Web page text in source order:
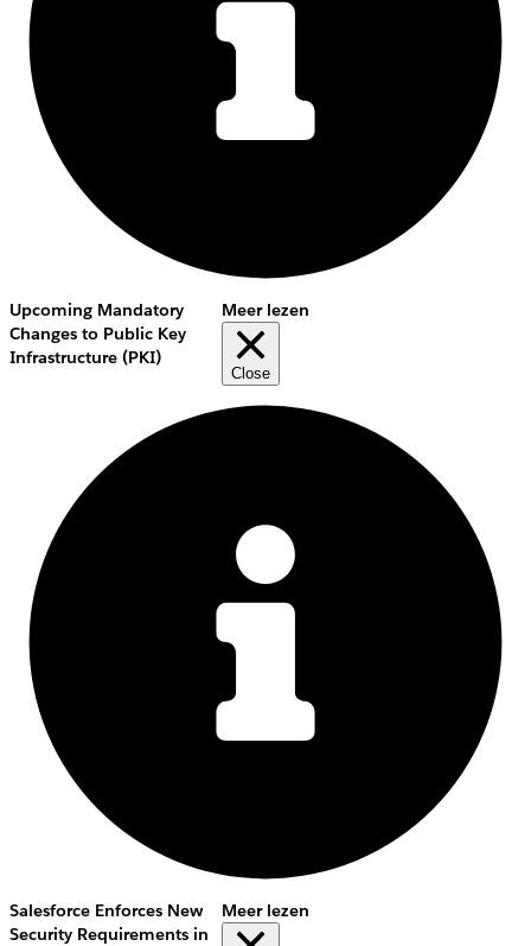
Upcoming Mandatory
Changes to Public Key
Infrastructure (PKI)
Meer lezen
Close
Salesforce Enforces New
Security Requirements in
Meer lezen